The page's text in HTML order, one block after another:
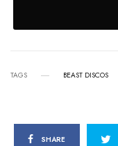
TAGS BEAST DISCOS
SHARE